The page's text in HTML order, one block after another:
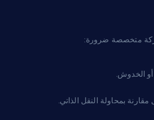
متخصصة ضرورة:
أو الخدوش.
بمحاولة النقل الذاتي.